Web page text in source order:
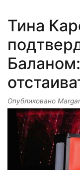
Тина
Опубликовано